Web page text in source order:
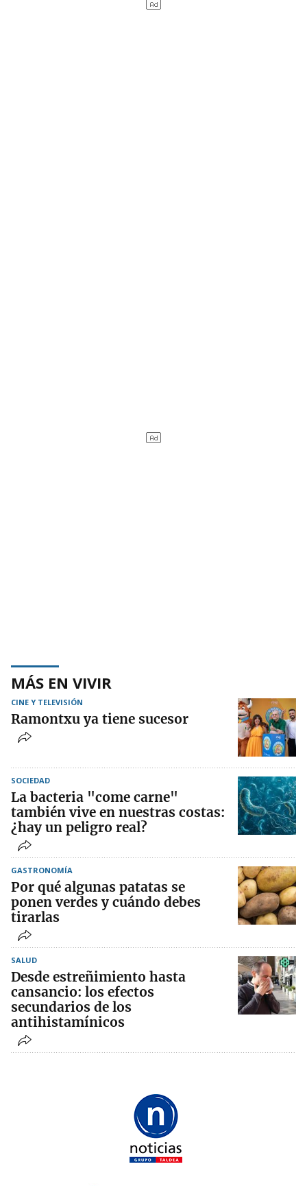
MÁS EN VIVIR
CINE Y TELEVISIÓN
Ramontxu ya tiene sucesor
SOCIEDAD
La bacteria "come carne"
también vive en nuestras costas:
¿hay un peligro real?
GASTRONOMÍA
Por qué algunas patatas se
ponen verdes y cuándo debes
tirarlas
SALUD
Desde estreñimiento hasta
cansancio: los efectos
secundarios de los
antihistamínicos